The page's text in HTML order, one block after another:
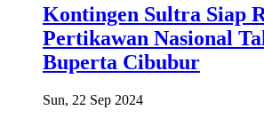
Kontingen Sultra Siap
Pertikawan Nasional
Buperta Cibubur
Sun, 22 Sep 2024